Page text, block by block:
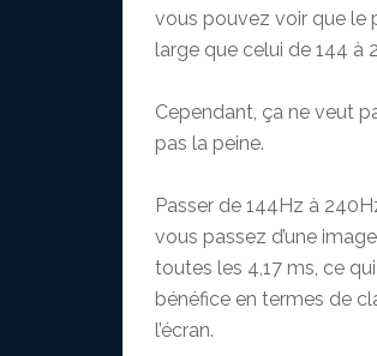
vous pouvez voir que le
large que celui de 144 à
Cependant, ça ne veut
pas la peine.
Passer de 144Hz à
vous passez d’une
toutes les 4,17 ms, ce
bénéfice en termes de
l’écran.